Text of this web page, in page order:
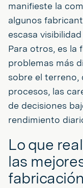
manifieste la
algunos
escasa
Para otros, es la
problemas más
sobre el terreno,
procesos, las
de decisiones
rendimiento
Lo que
las